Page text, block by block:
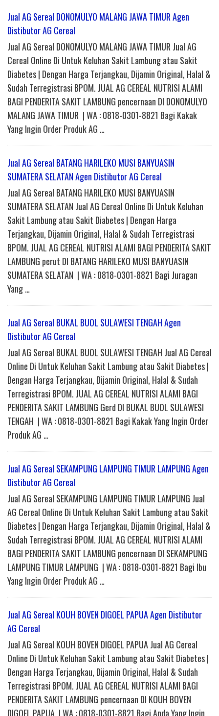
Jual AG Sereal DONOMULYO MALANG JAWA TIMUR Agen
Distibutor AG Cereal
Jual AG Sereal DONOMULYO MALANG JAWA TIMUR Jual AG
Cereal Online Di Untuk Keluhan Sakit Lambung atau Sakit
Diabetes | Dengan Harga Terjangkau, Dijamin Original, Halal &
Sudah Terregistrasi BPOM. JUAL AG CEREAL NUTRISI ALAMI
BAGI PENDERITA SAKIT LAMBUNG pencernaan DI DONOMULYO
MALANG JAWA TIMUR | WA : 0818-0301-8821 Bagi Kakak
Yang Ingin Order Produk AG …
Jual AG Sereal BATANG HARILEKO MUSI BANYUASIN
SUMATERA SELATAN Agen Distibutor AG Cereal
Jual AG Sereal BATANG HARILEKO MUSI BANYUASIN
SUMATERA SELATAN Jual AG Cereal Online Di Untuk Keluhan
Sakit Lambung atau Sakit Diabetes | Dengan Harga
Terjangkau, Dijamin Original, Halal & Sudah Terregistrasi
BPOM. JUAL AG CEREAL NUTRISI ALAMI BAGI PENDERITA SAKIT
LAMBUNG perut DI BATANG HARILEKO MUSI BANYUASIN
SUMATERA SELATAN | WA : 0818-0301-8821 Bagi Juragan
Yang …
Jual AG Sereal BUKAL BUOL SULAWESI TENGAH Agen
Distibutor AG Cereal
Jual AG Sereal BUKAL BUOL SULAWESI TENGAH Jual AG Cereal
Online Di Untuk Keluhan Sakit Lambung atau Sakit Diabetes |
Dengan Harga Terjangkau, Dijamin Original, Halal & Sudah
Terregistrasi BPOM. JUAL AG CEREAL NUTRISI ALAMI BAGI
PENDERITA SAKIT LAMBUNG Gerd DI BUKAL BUOL SULAWESI
TENGAH | WA : 0818-0301-8821 Bagi Kakak Yang Ingin Order
Produk AG …
Jual AG Sereal SEKAMPUNG LAMPUNG TIMUR LAMPUNG Agen
Distibutor AG Cereal
Jual AG Sereal SEKAMPUNG LAMPUNG TIMUR LAMPUNG Jual
AG Cereal Online Di Untuk Keluhan Sakit Lambung atau Sakit
Diabetes | Dengan Harga Terjangkau, Dijamin Original, Halal &
Sudah Terregistrasi BPOM. JUAL AG CEREAL NUTRISI ALAMI
BAGI PENDERITA SAKIT LAMBUNG pencernaan DI SEKAMPUNG
LAMPUNG TIMUR LAMPUNG | WA : 0818-0301-8821 Bagi Ibu
Yang Ingin Order Produk AG …
Jual AG Sereal KOUH BOVEN DIGOEL PAPUA Agen Distibutor
AG Cereal
Jual AG Sereal KOUH BOVEN DIGOEL PAPUA Jual AG Cereal
Online Di Untuk Keluhan Sakit Lambung atau Sakit Diabetes |
Dengan Harga Terjangkau, Dijamin Original, Halal & Sudah
Terregistrasi BPOM. JUAL AG CEREAL NUTRISI ALAMI BAGI
PENDERITA SAKIT LAMBUNG pencernaan DI KOUH BOVEN
DIGOEL PAPUA | WA : 0818-0301-8821 Bagi Anda Yang Ingin